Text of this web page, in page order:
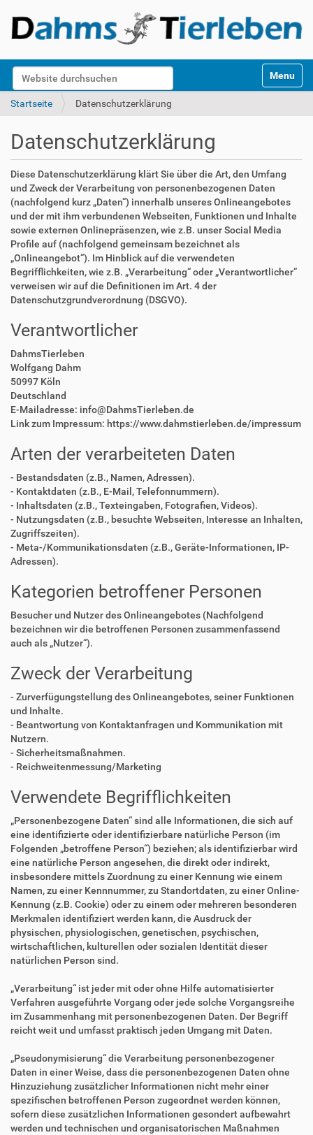
Website durchsuchen
k
Toggle
Startseite Datenschutzerklärung
Datenschutzerklärung
Diese Datenschutzerklärung klärt Sie über die Art, den Umfang
und Zweck der Verarbeitung von personenbezogenen Daten
(nachfolgend kurz „Daten“) innerhalb unseres Onlineangebotes
und der mit ihm verbundenen Webseiten, Funktionen und Inhalte
sowie externen Onlinepräsenzen, wie z.B. unser Social Media
Profile auf (nachfolgend gemeinsam bezeichnet als
„Onlineangebot“). Im Hinblick auf die verwendeten
Begrifflichkeiten, wie z.B. „Verarbeitung“ oder „Verantwortlicher“
verweisen wir auf die Definitionen im Art. 4 der
Datenschutzgrundverordnung (DSGVO).
Verantwortlicher
DahmsTierleben
Wolfgang Dahm
50997 Köln
Deutschland
E-Mailadresse: info@DahmsTierleben.de
Link zum Impressum: https://www.dahmstierleben.de/impressum
Arten der verarbeiteten Daten
- Bestandsdaten (z.B., Namen, Adressen).
- Kontaktdaten (z.B., E-Mail, Telefonnummern).
- Inhaltsdaten (z.B., Texteingaben, Fotografien, Videos).
- Nutzungsdaten (z.B., besuchte Webseiten, Interesse an Inhalten,
Zugriffszeiten).
- Meta-/Kommunikationsdaten (z.B., Geräte-Informationen, IP-
Adressen).
Kategorien betroffener Personen
Besucher und Nutzer des Onlineangebotes (Nachfolgend
bezeichnen wir die betroffenen Personen zusammenfassend
auch als „Nutzer“).
Zweck der Verarbeitung
- Zurverfügungstellung des Onlineangebotes, seiner Funktionen
und Inhalte.
- Beantwortung von Kontaktanfragen und Kommunikation mit
Nutzern.
- Sicherheitsmaßnahmen.
- Reichweitenmessung/Marketing
Verwendete Begrifflichkeiten
„Personenbezogene Daten“ sind alle Informationen, die sich auf
eine identifizierte oder identifizierbare natürliche Person (im
Folgenden „betroffene Person“) beziehen; als identifizierbar wird
eine natürliche Person angesehen, die direkt oder indirekt,
insbesondere mittels Zuordnung zu einer Kennung wie einem
Namen, zu einer Kennnummer, zu Standortdaten, zu einer Online-
Kennung (z.B. Cookie) oder zu einem oder mehreren besonderen
Merkmalen identifiziert werden kann, die Ausdruck der
physischen, physiologischen, genetischen, psychischen,
wirtschaftlichen, kulturellen oder sozialen Identität dieser
natürlichen Person sind.
„Verarbeitung“ ist jeder mit oder ohne Hilfe automatisierter
Verfahren ausgeführte Vorgang oder jede solche Vorgangsreihe
im Zusammenhang mit personenbezogenen Daten. Der Begriff
reicht weit und umfasst praktisch jeden Umgang mit Daten.
„Pseudonymisierung“ die Verarbeitung personenbezogener
Daten in einer Weise, dass die personenbezogenen Daten ohne
Hinzuziehung zusätzlicher Informationen nicht mehr einer
spezifischen betroffenen Person zugeordnet werden können,
sofern diese zusätzlichen Informationen gesondert aufbewahrt
werden und technischen und organisatorischen Maßnahmen